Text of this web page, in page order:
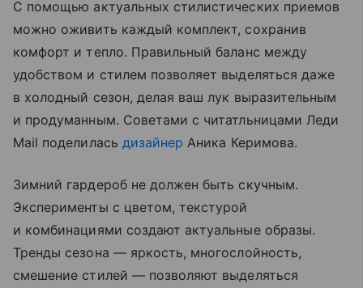
С помощью актуальных стилистических приемов
можно оживить каждый комплект, сохранив
комфорт и тепло. Правильный баланс между
удобством и стилем позволяет выделяться даже
в холодный сезон, делая ваш лук выразительным
и продуманным. Советами с читатльницами Леди
Mail поделилась дизайнер Аника Керимова.
Зимний гардероб не должен быть скучным.
Эксперименты с цветом, текстурой
и комбинациями создают актуальные образы.
Тренды сезона — яркость, многослойность,
смешение стилей — позволяют выделяться